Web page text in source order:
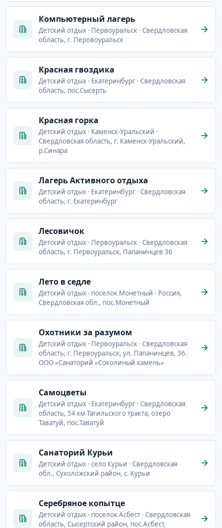
Компьютерный лагерь
Детский отдых · Первоуральск · Свердловская
область, г. Перовоуральск
Красная гвоздика
Детский отдых · Екатеринбург · Свердловская
область, пос.Сысерть
Красная горка
Детский отдых · Каменск-Уральский ·
Свердловская область, г. Каменск-Уральский,
р.Синара
Лагерь Активного отдыха
Детский отдых · Екатеринбург · Свердловская
область, г. Екатеринбург
Лесовичок
Детский отдых · Первоуральск · Свердловская
область, г. Первоуральск, Папанинцев 36
Лето в седле
Детский отдых · поселок Монетный · Россия,
Свердловская обл., пос.Монетный
Охотники за разумом
Детский отдых · Первоуральск · Свердловская
область, г. Первоуральск, ул. Папанинцев, 36.
ООО «Санаторий «Соколиный камень»
Самоцветы
Детский отдых · Екатеринбург · Свердловская
область, 54 км Тагильского тракта, озеро
Таватуй, пос.Таватуй
Санаторий Курьи
Детский отдых · село Курьи · Свердловская
обл., Сухоложский район, с. Курьи
Серебряное копытце
Детский отдых · поселок Асбест · Свердловская
область, Сысертский район, пос.Асбест,